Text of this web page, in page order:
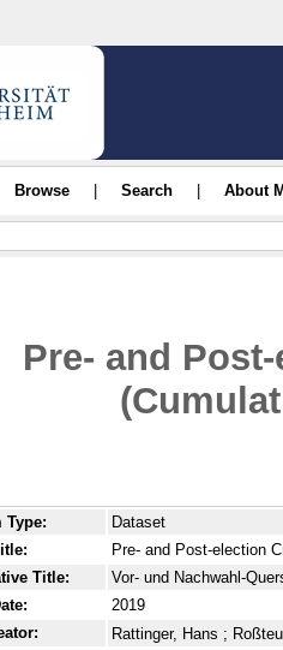
Browse Search About
Pre- and
Type:
Dataset
Pre- and Post-election
Title:
Vor- und Nachwahl-
2019
Rattinger, Hans ;